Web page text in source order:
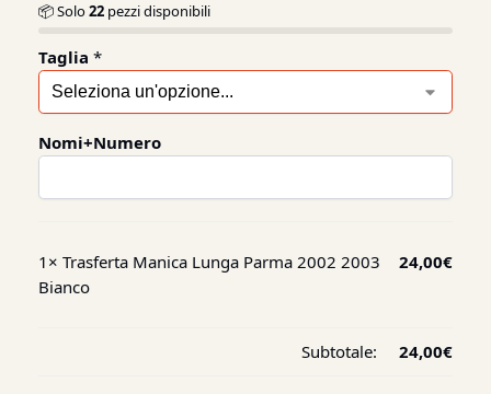
📦 Solo22 pezzi disponibili
Taglia *
Nomi+Numero
1× Trasferta Manica Lunga Parma 2002 2003
Bianco
24,00€
Subtotale: 24,00€